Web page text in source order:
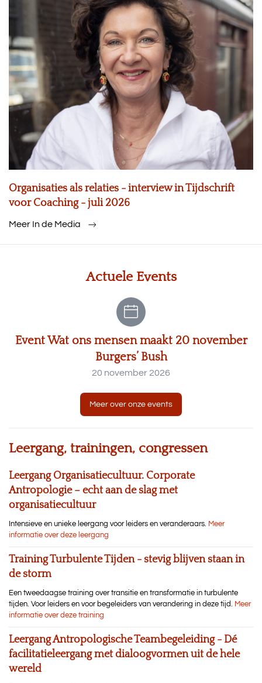
Organisaties als relaties - interview in Tijdschrift
voor Coaching - juli 2026
Meer In de Media
Actuele Events
Event Wat ons mensen maakt 20 november
Burgers’ Bush
20 november 2026
Meer over onze events
Leergang, trainingen, congressen
Leergang Organisatiecultuur. Corporate
Antropologie – echt aan de slag met
organisatiecultuur
Intensieve en unieke leergang voor leiders en veranderaars. Meer
informatie over deze leergang
Training Turbulente Tijden - stevig blijven staan in
de storm
Een tweedaagse training over transitie en transformatie in turbulente
tijden. Voor leiders en voor begeleiders van verandering in deze tijd. Meer
informatie over deze training
Leergang Antropologische Teambegeleiding - Dé
facilitatieleergang met dialoogvormen uit de hele
wereld